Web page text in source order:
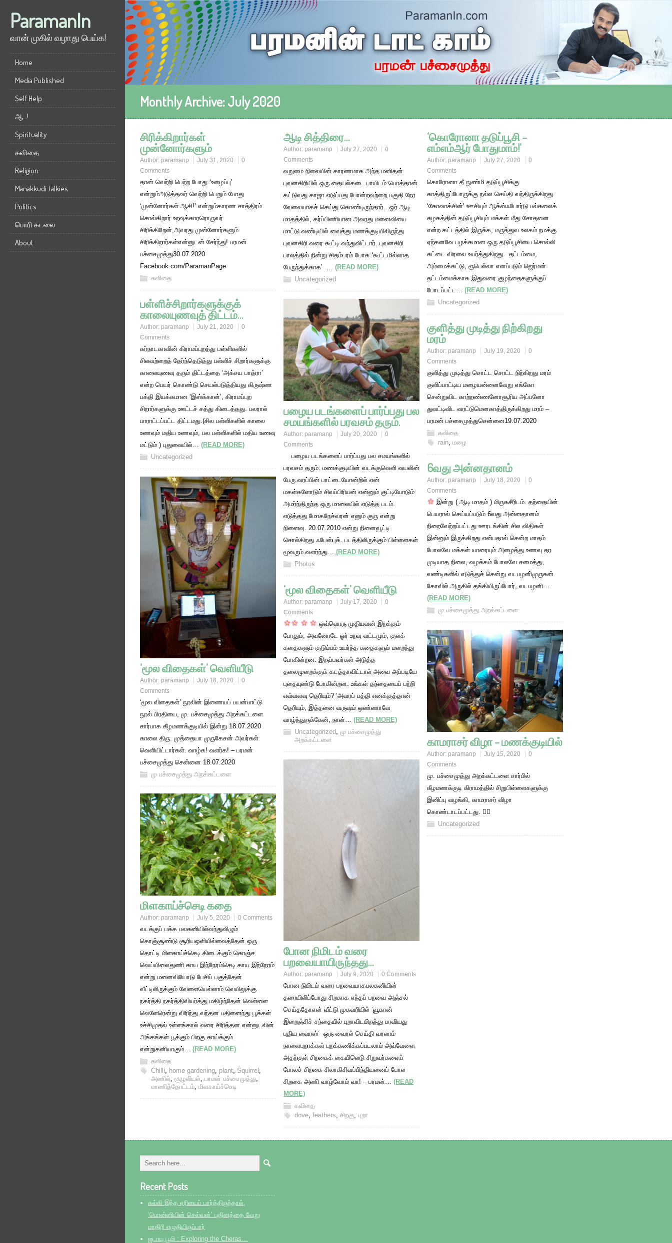
ParamanIn
வான் முகில் வழாது பெய்க!
Home
Media Published
Self Help
ஆ…!
Spirituality
கவிதை
Religion
Manakkudi Talkies
Politics
பொரி கடலை
About
Monthly Archive:July 2020
சிரிக்கிறார்கள்
முன்னோர்களும்
Author: paramanp July 31, 2020
0
Comments
தான் வெற்றி பெற்ற போது ‘உழைப்பு’
என்றும்அடுத்தவர் வெற்றி பெறும் போது
‘முன்னோர்கள் ஆசி!’ என்றும்காரண சாத்திரம்
சொல்கிறார் உறவுக்காரரொருவர்
சிரிக்கிறேன்,அவரது முன்னோர்களும்
சிரிக்கிறார்கள்என்னுடன் சேர்ந்து! பரமன்
பச்சைமுத்து30.07.2020
Facebook.com/ParamanPage
கவிதை
ஆடி சித்திரை…
Author: paramanp July 27, 2020
0
Comments
வறுமை நிலையின் காரணமாக அந்த மனிதன்
புவனகிரியில் ஒரு தையல்கடை பாயிடம் பொத்தான்
கட்டுவது காஜா எடுப்பது போன்றவற்றை பகுதி நேர
வேலையாகச் செய்து கொண்டிருந்தார். ஓர் ஆடி
மாதத்தில், கர்ப்பிணியான அவரது மனைவியை
மாட்டு வண்டியில் வைத்து மணக்குடியிலிருந்து
புவனகிரி வரை கூட்டி வந்துவிட்டார். புவனகிரி
பாலத்தில் நின்று சிதம்பரம் போக ‘கூட்டமில்லாத
பேருந்துக்காக’ … (READ MORE)
Uncategorized
‘கொரோனா தடுப்பூசி –
எம்எம்ஆர் போதுமாம்!’
Author: paramanp July 27, 2020
0
Comments
கொரோனா தீ நுண்மி தடுப்பூசிக்கு
காத்திருப்போருக்கு நல்ல செய்தி வந்திருக்கிறது.
‘கோவாக்சின்’ ஊசியும் ஆக்ஸ்ஃபோர்டு பல்கலைக்
கழகத்தின் தடுப்பூசியும் மக்கள் மீது சோதனை
என்ற கட்டத்தில் இருக்க, மருத்துவ உலகம் நமக்கு
ஏற்கனவே பழக்கமான ஒரு தடுப்பூசியை சொல்லி
கட்டை விரலை உயர்த்துகிறது. தட்டம்மை,
அம்மைக்கட்டு, ரூபெல்லா எனப்படும் ஜெர்மன்
தட்டம்மைக்காக இதுவரை குழந்தைகளுக்குப்
போடப்பட்ட… (READ MORE)
Uncategorized
பள்ளிச்சிறார்களுக்குக்
காலையுணவுத் திட்டம்…
Author: paramanp July 21, 2020
0
Comments
கர்நாடகாவின் கிராமப்புறத்து பள்ளிகளில்
சிலவற்றைத் தேர்ந்தெடுத்து பள்ளிச் சிறார்களுக்கு
காலையுணவு தரும் திட்டத்தை ‘அக்சய பாத்ரா’
என்ற பெயர் கொண்டு செயல்படுத்தியது கிருஷ்ண
பக்தி இயக்கமான ‘இஸ்க்கான்’, கிராமப்புற
சிறார்களுக்கு ஊட்டச் சத்து கிடைத்தது. பலரால்
பாராட்டப்பட்ட திட்டமது.(சில பள்ளிகளில் காலை
உணவும் மதிய உணவும், பல பள்ளிகளில் மதிய உணவு
மட்டும் ) புதுவையில்… (READ MORE)
Uncategorized
பழைய படங்களைப் பார்ப்பது பல
சமயங்களில் பரவசம் தரும்.
Author: paramanp July 20, 2020
0
Comments
பழைய படங்களைப் பார்ப்பது பல சமயங்களில்
பரவசம் தரும். மணக்குடியின் வடக்குவெளி வயலின்
பேரு வரப்பின் பாட்டையோன்றில் என்
மகள்களோடும் சிவப்பிரியன் என்னும் குட்டியோடும்
அமர்ந்திருந்த ஒரு மாலையில் எடுத்த படம்.
எடுத்தது மோகநேச்வரன் எனும் குரு என்று
நினைவு. 20.07.2010 என்று நினைவூட்டி
சொல்கிறது ஃபேஸ்புக். படத்திலிருக்கும் பிள்ளைகள்
மூவரும் வளர்ந்து… (READ MORE)
Photos
குளித்து முடித்து நிற்கிறது
மரம்
Author: paramanp July 19, 2020
0
Comments
குளித்து முடித்து சொட்ட சொட்ட நிற்கிறது மரம்
குளிப்பாட்டிய மழையன்னைவேறு எங்கோ
சென்றுவிட காற்றண்ணனோசூரிய அப்பனோ
துவட்டிவிட வரட்டுமெனகாத்திருக்கிறது மரம் –
பரமன் பச்சைமுத்துசென்னை19.07.2020
கவிதை
rain மழை
6வது அன்னதானம்
Author: paramanp July 18, 2020
0
Comments
இன்று ( ஆடி மாதம் ) மிருகசீரிடம். தந்தையின்
பெயரால் செய்யப்படும் 6வது அன்னதானம்
நிறைவேற்றப்பட்டது ஊரடங்கின் சில விதிகள்
இன்னும் இருக்கிறது என்பதால் சென்ற மாதம்
போலவே மக்கள் யாரையும் அழைத்து உணவு தர
முடியாத நிலை, வழக்கம் போலவே சமைத்து,
வண்டிகளில் எடுத்துச் சென்று வடபழனி்முருகன்
கோவில் அருகில் தங்கியிருப்போர், வடபழனி…
(READ MORE)
மு பச்சைமுத்து அறக்கட்டளை
‘மூல விதைகள்’ வெளியீடு
Author: paramanp July 18, 2020
0
Comments
‘மூல விதைகள்’ நூலின் இணையப் பயன்பாட்டு
நூல் பிரதியை, மு. பச்சைமுத்து அறக்கட்டளை
சார்பாக கீழமணக்குடியில் இன்று 18.07.2020
காலை திரு. முத்தையா முருகேசன் அவர்கள்
வெளியிட்டார்கள். வாழ்க! வளர்க! – பரமன்
பச்சைமுத்து சென்னை 18.07.2020
மு பச்சைமுத்து அறக்கட்டளை
‘மூல விதைகள்’ வெளியீடு
Author: paramanp July 17, 2020
0
Comments
ஒவ்வொரு முதியவன் இறக்கும்
போதும், அவனோடே ஓர் உறவு வட்டமும், குலக்
கதைகளும் குடும்பம் உயர்ந்த கதைகளும் மறைந்து
போகின்றன. இருப்பவர்கள் அடுத்த
தலைமுறைக்குக் கடத்தாவிட்டால் அவை அப்படியே
புதையுண்டு போகின்றன. உங்கள் தந்தையைப் பற்றி
எவ்வளவு தெரியும்? ‘அவரப் பத்தி எனக்குத்தான்
தெரியும், இத்தனை வருஷம் ஒண்ணாவே
வாழ்ந்துருக்கேன், நான்… (READ MORE)
Uncategorized
மு பச்சைமுத்து
அறக்கட்டளை
காமராசர் விழா – மணக்குடியில்
Author: paramanp July 15, 2020
0
Comments
மு. பச்சைமுத்து அறக்கட்டளை சார்பில்
கீழமணக்குடி கிராமத்தில் சிறுபிள்ளைகளுக்கு
இனிப்பு வழங்கி, காமராசர் விழா
கொண்டாடப்பட்டது. 
Uncategorized
போன நிமிடம் வரை
பறவையாயிருந்தது…
Author: paramanp July 9, 2020 0 Comments
போன நிமிடம் வரை பறவையாகபலகனியின்
தரையிலிப்போது சிறகாக எந்தப் பறவை அஞ்சல்
செய்ததோஎன் வீட்டு முகவரியில் ‘வூகான்
இறைஞ்சிச் சந்தையில் புறாவிடமிருந்து பரவியது
புதிய வைரஸ்’ ஒரு வைரல் செய்தி வரலாம்
நாளைபுறாக்கள் புறக்கணிக்கப்படலாம் அவ்வேளை
அதற்குள் சிறகைக் கையிலெடு சிறுவர்களைப்
போலச் சிறகை சிலாகிசிவப்பிந்தியனைப் போல
சிறகை அணி வாழ்வோம் வா! – பரமன்… (READ
MORE)
கவிதை
dove feathers சிறகு புறா
மிளகாய்ச்செடி கதை
Author: paramanp July 5, 2020 0 Comments
வடக்குப் பக்க பலகனியில்வந்துவிழும்
கொஞ்சூண்டு சூரியஒளியில்வைத்தேன் ஒரு
தொட்டி மிளகாய்ச்செடி கிடைக்கும் கொஞ்ச
வெய்யிலைதுணி காய இந்நேரம்செடி காய இந்நேரம்
என்று மனைவியோடு பேசிப் பகுத்தேன்
வீட்டிலிருக்கும் வேளையெல்லாம் வெயிலுக்கு
நகர்த்தி நகர்த்திவியர்த்து மகிழ்ந்தேன் வெள்ளை
வெளேரென்று விரிந்து வந்தன பதினைந்து பூக்கள்
உச்சிமுதல் உள்ளங்கால் வரை சிரித்தன என்னுடலின்
அங்கங்கள் பூக்கும் பிறகு காய்க்கும்
என்றுகனியாகும்… (READ MORE)
கவிதை
Chilli, home gardening, plant, Squirrel ,
அணில், சூழலியல், பரமன் பச்சைமுத்து,
மாணித்தோட்டம், மிளகாய்ச்செடி
Recent Posts
கல்கி இந்த ஏரியைப் பார்த்திருந்தால்,
‘பொன்னியின் செல்வன்’ புதினத்தை வேறு
மாதிரி எழுதியிருப்பார்
ஜடாயு பூமி : Exploring the Cheras…